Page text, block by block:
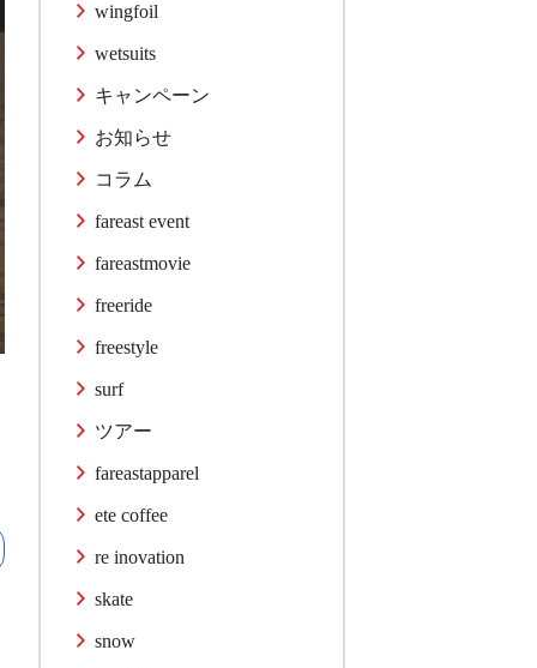
wingfoil
wetsuits
キャンペーン
お知らせ
コラム
fareast event
fareastmovie
freeride
freestyle
surf
ツアー
fareastapparel
ete coffee
re inovation
skate
snow